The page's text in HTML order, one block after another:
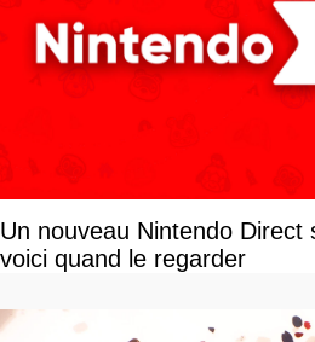
Un nouveau Nintendo Direct
voici quand le regarder